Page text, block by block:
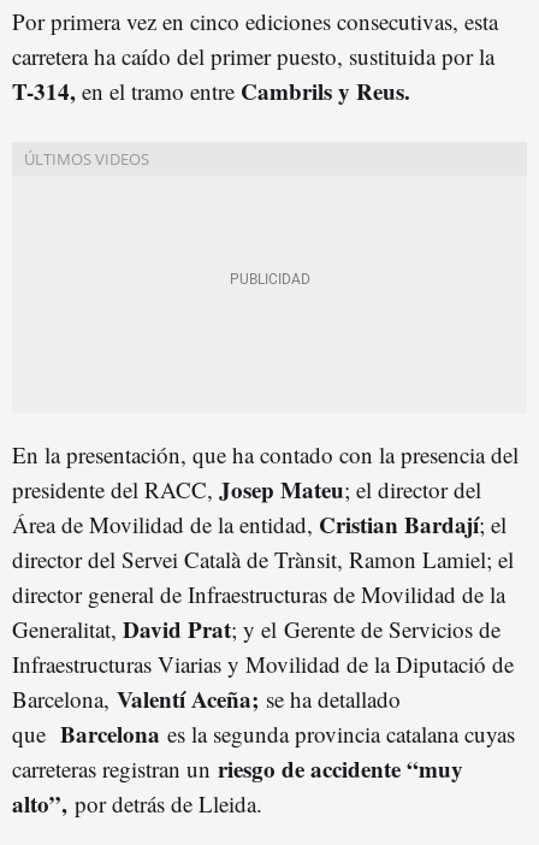
Por primera vez en cinco ediciones consecutivas, esta
carretera ha caído del primer puesto, sustituida por la
T-314, en el tramo entre Cambrils y Reus.
En la presentación, que ha contado con la presencia del
presidente del RACC, Josep Mateu; el director del
Área de Movilidad de la entidad, Cristian Bardají; el
director del Servei Català de Trànsit, Ramon Lamiel; el
director general de Infraestructuras de Movilidad de la
Generalitat, David Prat; y el Gerente de Servicios de
Infraestructuras Viarias y Movilidad de la Diputació de
Barcelona, Valentí Aceña; se ha detallado
que Barcelona es la segunda provincia catalana cuyas
carreteras registran un riesgo de accidente “muy
alto”, por detrás de Lleida.